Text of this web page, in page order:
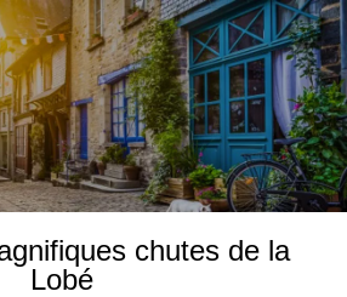
chutes de la
Lobé